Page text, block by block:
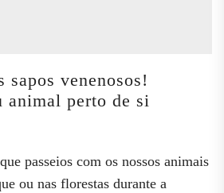
sapos venenosos!
animal perto de si
passeios com os nossos animais
ou nas florestas durante a